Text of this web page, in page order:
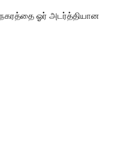
நகரத்தை ஓர் அடர்த்தியான